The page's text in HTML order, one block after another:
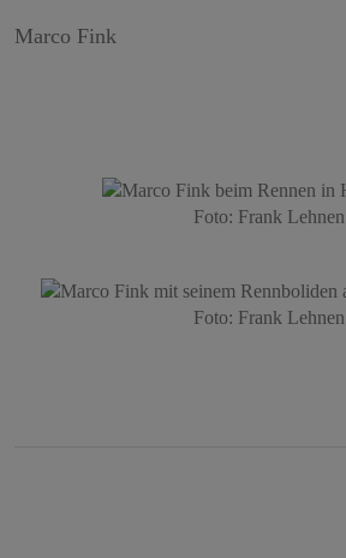
Marco Fink
Foto: Frank Lehnen
Foto: Frank Lehnen